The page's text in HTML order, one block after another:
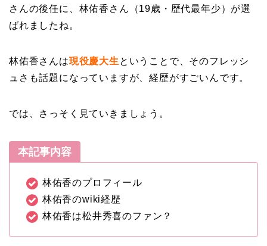
さんの後任に、林佑香さん（19歳・歴代最年少）が選
ばれましたね。
林佑香さんは現役慶大生 ということで、そのフレッシ
ュさも話題になっていますが、経歴がすごいんです。
では、さっそく見ていきましょう。
本記事内容
林佑香のプロフィール
林佑香のwiki経歴
林佑香は松井秀喜のファン？